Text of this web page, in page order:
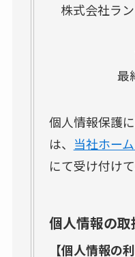
株式会社ラ
最
個人情報保護
は、 当社ホー
にて受け付けて
個人情報の
【個人情報の